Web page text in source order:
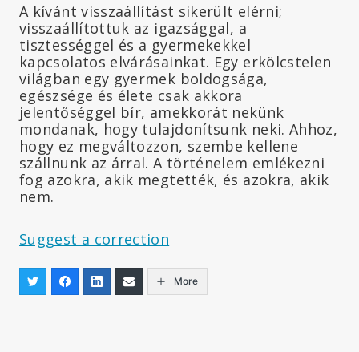
A kívánt visszaállítást sikerült elérni;
visszaállítottuk az igazsággal, a
tisztességgel és a gyermekekkel
kapcsolatos elvárásainkat. Egy erkölcstelen
világban egy gyermek boldogsága,
egészsége és élete csak akkora
jelentőséggel bír, amekkorát nekünk
mondanak, hogy tulajdonítsunk neki. Ahhoz,
hogy ez megváltozzon, szembe kellene
szállnunk az árral. A történelem emlékezni
fog azokra, akik megtették, és azokra, akik
nem.
Suggest a correction
More